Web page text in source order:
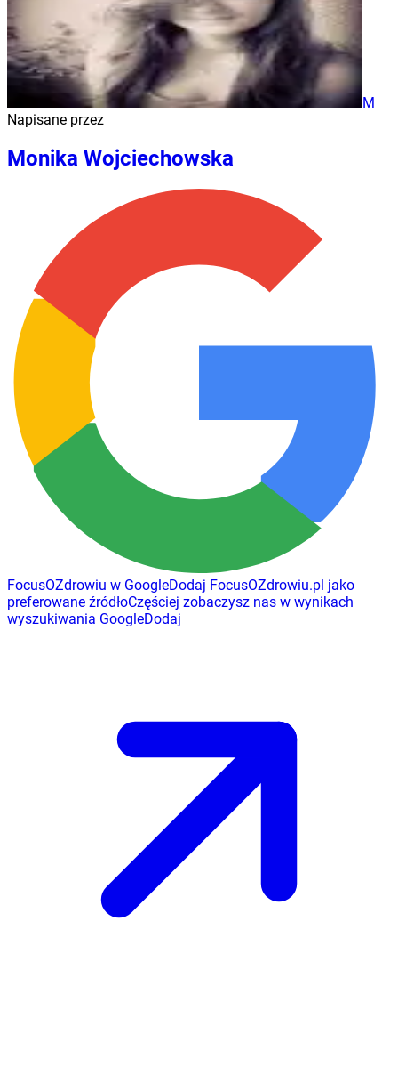
M
Napisane przez
Monika Wojciechowska
FocusOZdrowiu w GoogleDodaj FocusOZdrowiu.pl jako
preferowane źródłoCzęściej zobaczysz nas w wynikach
wyszukiwania GoogleDodaj